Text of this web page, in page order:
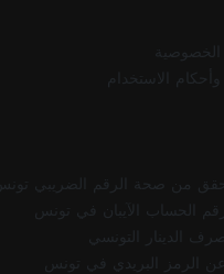
الاستخدام
من صحة الرقم الضريبي تونس
الحساب الآيبان في تونس
الدينار التونسي
عن الرمز البريدي في تونس